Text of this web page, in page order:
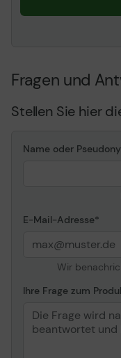
Fragen und
Stellen Sie hier
Name oder
E-Mail-Adresse
Wir
Ihre Frage zum